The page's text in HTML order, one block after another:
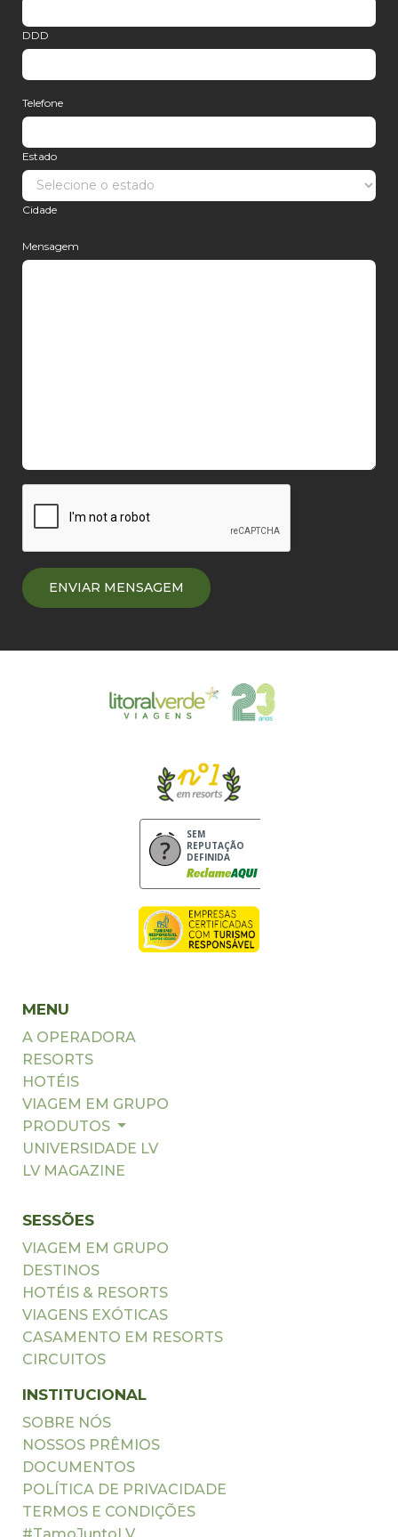
DDD
Telefone
Estado
Cidade
Mensagem
SEM
REPUTAÇÃO
DEFINIDA
MENU
A OPERADORA
RESORTS
HOTÉIS
VIAGEM EM GRUPO
PRODUTOS
UNIVERSIDADE LV
LV MAGAZINE
SESSÕES
VIAGEM EM GRUPO
DESTINOS
HOTÉIS & RESORTS
VIAGENS EXÓTICAS
CASAMENTO EM RESORTS
CIRCUITOS
INSTITUCIONAL
SOBRE NÓS
NOSSOS PRÊMIOS
DOCUMENTOS
POLÍTICA DE PRIVACIDADE
TERMOS E CONDIÇÕES
#TamoJuntoLV